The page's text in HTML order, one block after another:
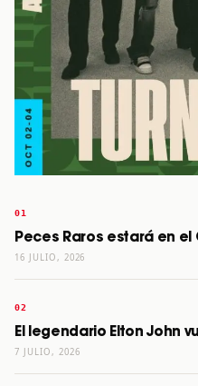
Peces Raros estará en
16 JULIO, 2026
El legendario Elton John
7 JULIO, 2026